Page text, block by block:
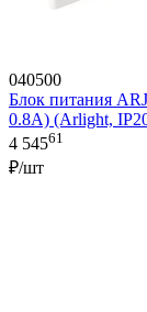
040500
Блок питания
0.8A) (Arlight,
4 54561
₽/шт